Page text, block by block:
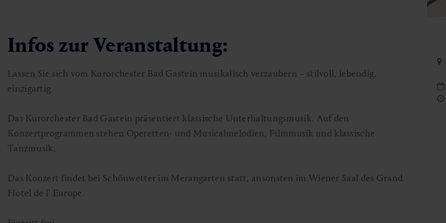
Langlaufen
Sportmedizin
Gastein von A-Z
Genuss und Kulinarik
Infos zur Veranstaltung:
Lassen Sie sich vom Kurorchester Bad Gastein musikalisch verzaubern – stilvoll, lebendig,
einzigartig
Das Kurorchester Bad Gastein präsentiert klassische Unterhaltungsmusik. Auf den
Konzertprogrammen stehen Operetten- und Musicalmelodien, Filmmusik und klassische
Tanzmusik.
Das Konzert findet bei Schönwetter im Merangarten statt, ansonsten im Wiener Saal des Grand
Hotel de l' Europe.